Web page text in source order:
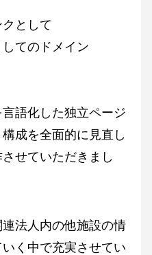
として
してのドメイン
語化した独立ページ
成を全面的に見直し
せていただきまし
法人内の他施設の情
く中で充実させてい